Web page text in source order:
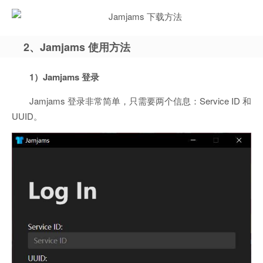
2、Jamjams 使用方法
1）Jamjams 登录
Jamjams 登录非常简单，只需要两个信息：Service ID 和
UUID。